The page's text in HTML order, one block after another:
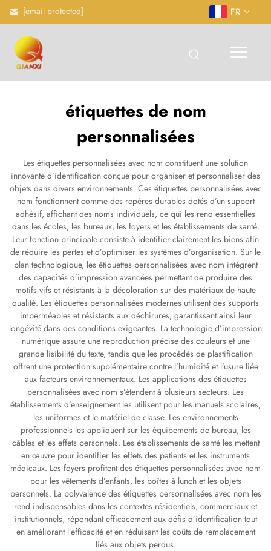
[email protected] FR
étiquettes de nom
personnalisées
Les étiquettes personnalisées avec nom constituent une solution
innovante d’identification conçue pour organiser et personnaliser des
objets dans divers environnements. Ces étiquettes personnalisées avec
nom fonctionnent comme des repères durables dotés d’un support
adhésif, affichant des noms individuels, ce qui les rend essentielles
dans les écoles, les bureaux, les foyers et les établissements de santé.
Leur fonction principale consiste à identifier clairement les biens afin
de réduire les pertes et d’optimiser les systèmes d’organisation. Sur le
plan technologique, les étiquettes personnalisées avec nom intègrent
des capacités d’impression avancées permettant de produire des
motifs vifs et résistants à la décoloration sur des matériaux de haute
qualité. Les étiquettes personnalisées modernes utilisent des supports
imperméables et résistants aux déchirures, garantissant ainsi leur
longévité dans des conditions exigeantes. La technologie d’impression
numérique assure une reproduction précise des couleurs et une
grande lisibilité du texte, tandis que les procédés de plastification
offrent une protection supplémentaire contre l’humidité et l’usure liée
aux facteurs environnementaux. Les applications des étiquettes
personnalisées avec nom s’étendent à plusieurs secteurs. Les
établissements d’enseignement les utilisent pour les manuels scolaires,
les uniformes et le matériel de classe. Les environnements
professionnels les appliquent sur les équipements de bureau, les
câbles et les effets personnels. Les établissements de santé les mettent
en œuvre pour identifier les effets des patients et les instruments
médicaux. Les foyers profitent des étiquettes personnalisées avec nom
pour les vêtements d’enfants, les boîtes à lunch et les objets
personnels. La polyvalence des étiquettes personnalisées avec nom les
rend indispensables dans les contextes résidentiels, commerciaux et
institutionnels, répondant efficacement aux défis d’identification tout
en améliorant l’efficacité et en réduisant les coûts de remplacement
liés aux objets perdus.